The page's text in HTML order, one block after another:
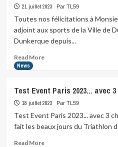
reconduit
la
saison
2023-
!
21 juillet 2023 Par TL59
Toutes nos félicitations à
adjoint aux sports de la Ville de
Dunkerque depuis...
Read MoreRead
nos
félicitations
Patrice
Vergriete,
News
Test Event Paris 2023… avec
18 juillet 2023 Par TL59
Test Event Paris 2023... avec 3
fait les beaux jours du Triathlon
Read MoreRead